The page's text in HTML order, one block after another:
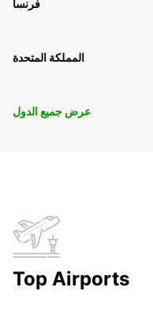
فرنسا
المملكة المتحدة
عرض جميع الدول
Top Airports